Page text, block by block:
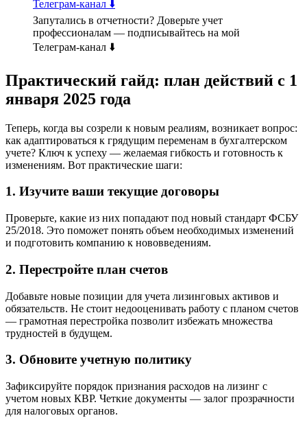
Запутались в отчетности? Доверьте учет
профессионалам — подписывайтесь на мой
Телеграм-канал ⬇️
Практический гайд: план действий с 1
января 2025 года
Теперь, когда вы созрели к новым реалиям, возникает вопрос:
как адаптироваться к грядущим переменам в бухгалтерском
учете? Ключ к успеху — желаемая гибкость и готовность к
изменениям. Вот практические шаги:
1. Изучите ваши текущие договоры
Проверьте, какие из них попадают под новый стандарт ФСБУ
25/2018. Это поможет понять объем необходимых изменений
и подготовить компанию к нововведениям.
2. Перестройте план счетов
Добавьте новые позиции для учета лизинговых активов и
обязательств. Не стоит недооценивать работу с планом счетов
— грамотная перестройка позволит избежать множества
трудностей в будущем.
3. Обновите учетную политику
Зафиксируйте порядок признания расходов на лизинг с
учетом новых КВР. Четкие документы — залог прозрачности
для налоговых органов.